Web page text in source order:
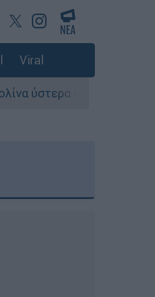
Viral
πυροβολισμούς: Νεκροί